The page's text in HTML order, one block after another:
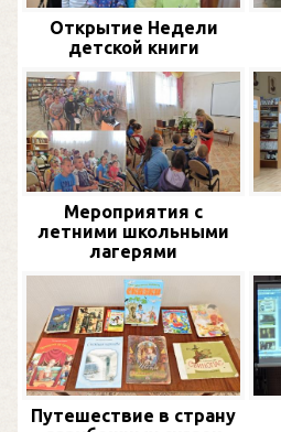
Открытие Недели
детской книги
Мероприятия с
летними школьными
лагерями
Путешествие в страну